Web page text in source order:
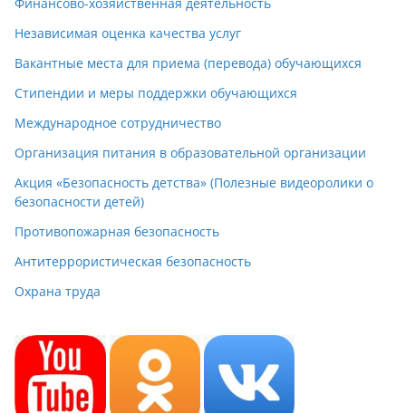
Независимая оценка качества услуг
Вакантные места для приема (перевода) обучающихся
Стипендии и меры поддержки обучающихся
Международное сотрудничество
Организация питания в образовательной организации
Акция «Безопасность детства» (Полезные видеоролики о
безопасности детей)
Противопожарная безопасность
Антитеррористическая безопасность
Охрана труда